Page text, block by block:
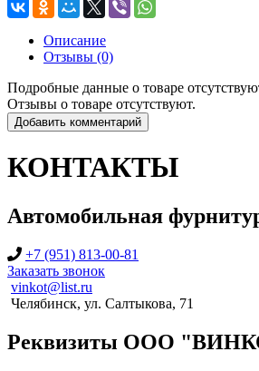
Описание
Отзывы (0)
Подробные данные о товаре
Отзывы о товаре отсутствуют.
Добавить комментарий
КОНТАКТЫ
Автомобильная
+7 (951) 813-00-81
Заказать звонок
vinkot@list.ru
Челябинск, ул. Салтыкова, 71
Реквизиты ООО